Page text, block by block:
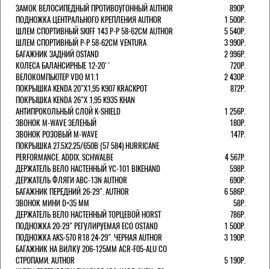
ЗАМОК ВЕЛОСИПЕДНЫЙ ПРОТИВОУГОННЫЙ AUTHOR
890Р.
ПОДНОЖКА ЦЕНТРАЛЬНОГО КРЕПЛЕНИЯ AUTHOR
1 500Р.
ШЛЕМ СПОРТИВНЫЙ SKIFF 143 Р-Р 58-62СМ AUTHOR
5 540Р.
ШЛЕМ СПОРТИВНЫЙ Р-Р 58-62СМ VENTURA
3 990Р.
БАГАЖНИК ЗАДНИЙ OSTAND
2 996Р.
КОЛЕСА БАЛАНСИРНЫЕ 12-20''
720Р.
ВЕЛОКОМПЬЮТЕР VDO M1.1
2 430Р.
ПОКРЫШКА KENDA 20"Х1,95 K907 KRACKPOT
872Р.
ПОКРЫШКА KENDA 26"Х 1,95 K935 KHAN
АНТИПРОКОЛЬНЫЙ СЛОЙ K-SHIELD
1 256Р.
ЗВОНОК M-WAVE ЗЕЛЕНЫЙ
180Р.
ЗВОНОК РОЗОВЫЙ M-WAVE
147Р.
ПОКРЫШКА 27.5X2.25/650B (57 584) HURRICANE
PERFORMANCE. ADDIX. SCHWALBE
4 567Р.
ДЕРЖАТЕЛЬ ВЕЛО НАСТЕННЫЙ YC-101 BIKEHAND
598Р.
ДЕРЖАТЕЛЬ ФЛЯГИ ABC-13N AUTHOR
690Р.
БАГАЖНИК ПЕРЕДНИЙ 26-29". AUTHOR
6 586Р.
ЗВОНОК МИНИ D=35 ММ
58Р.
ДЕРЖАТЕЛЬ ВЕЛО НАСТЕННЫЙ ТОРЦЕВОЙ HORST
786Р.
ПОДНОЖКА 20-29" РЕГУЛИРУЕМАЯ ECO OSTAND
1 500Р.
ПОДНОЖКА AKS-570 R18 24-29". ЧЕРНАЯ AUTHOR
3 190Р.
БАГАЖНИК НА ВИЛКУ 206-125ММ ACR-F05-ALU СО
СТРОПАМИ. AUTHOR
5 190Р.